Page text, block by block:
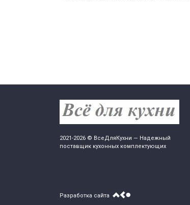
2021-2026 © ВсеДляКухни — Надежный
поставщик кухонных комплектующих
Разработка сайта